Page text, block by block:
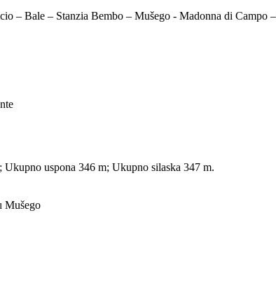
– Bale – Stanzia Bembo – Mušego - Madonna di
uspona 346 m; Ukupno silaska 347 m.
Mušego